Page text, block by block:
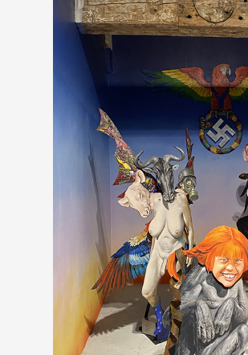
1% œuvres
public
Réseau